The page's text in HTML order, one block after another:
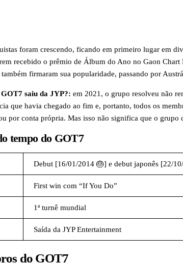
foram crescendo, ficando em primeiro lugar em
recebido o prêmio de Álbum do Ano no Gaon
firmaram sua popularidade, passando por
saiu da JYP?: em 2021, o grupo resolveu não
que havia chegado ao fim e, portanto, todos os
por conta própria. Mas isso não significa que o grupo
tempo do GOT7
Debut [16/01/2014 🎂] e debut japonês [22/
First win com “If You Do”
1ª turnê mundial
Saída da JYP Entertainment
do GOT7